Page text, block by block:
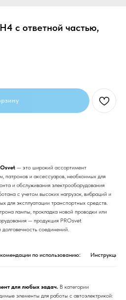
с ответной частью,
— это широкий ассортимент
патронов и аксессуаров, необхоимых для
и обслуживания электрооборудования
с учетом высоких нагрузок, вибраций и
для эксплуатации транспортных средств.
лампы, прокладка новой проводки или
— продукция PROsvet
соединений.
по использованию: Инструкция
для любых задач. В категории
элементы для работы с автоэлектрикой: